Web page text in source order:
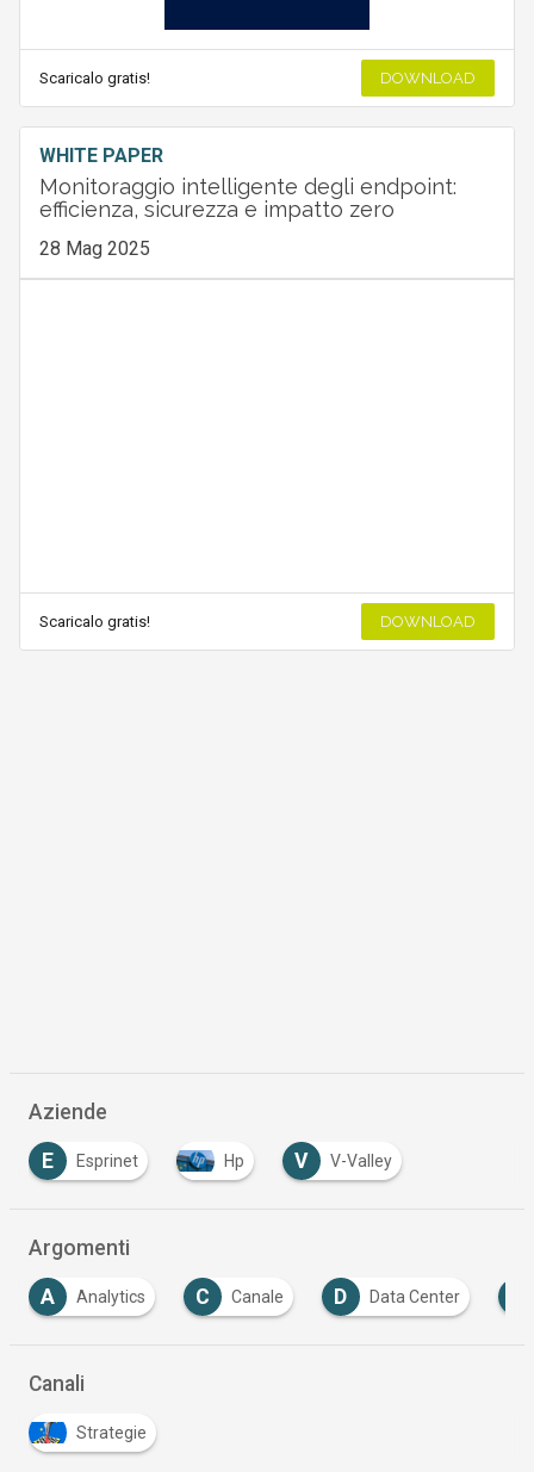
Scaricalo gratis! DOWNLOAD
WHITE PAPER
Monitoraggio intelligente degli endpoint:
efficienza, sicurezza e impatto zero
28 Mag 2025
Scaricalo gratis! DOWNLOAD
Aziende
E Esprinet Hp V V-Valley
Argomenti
A Analytics C Canale D Data Center
Canali
Strategie